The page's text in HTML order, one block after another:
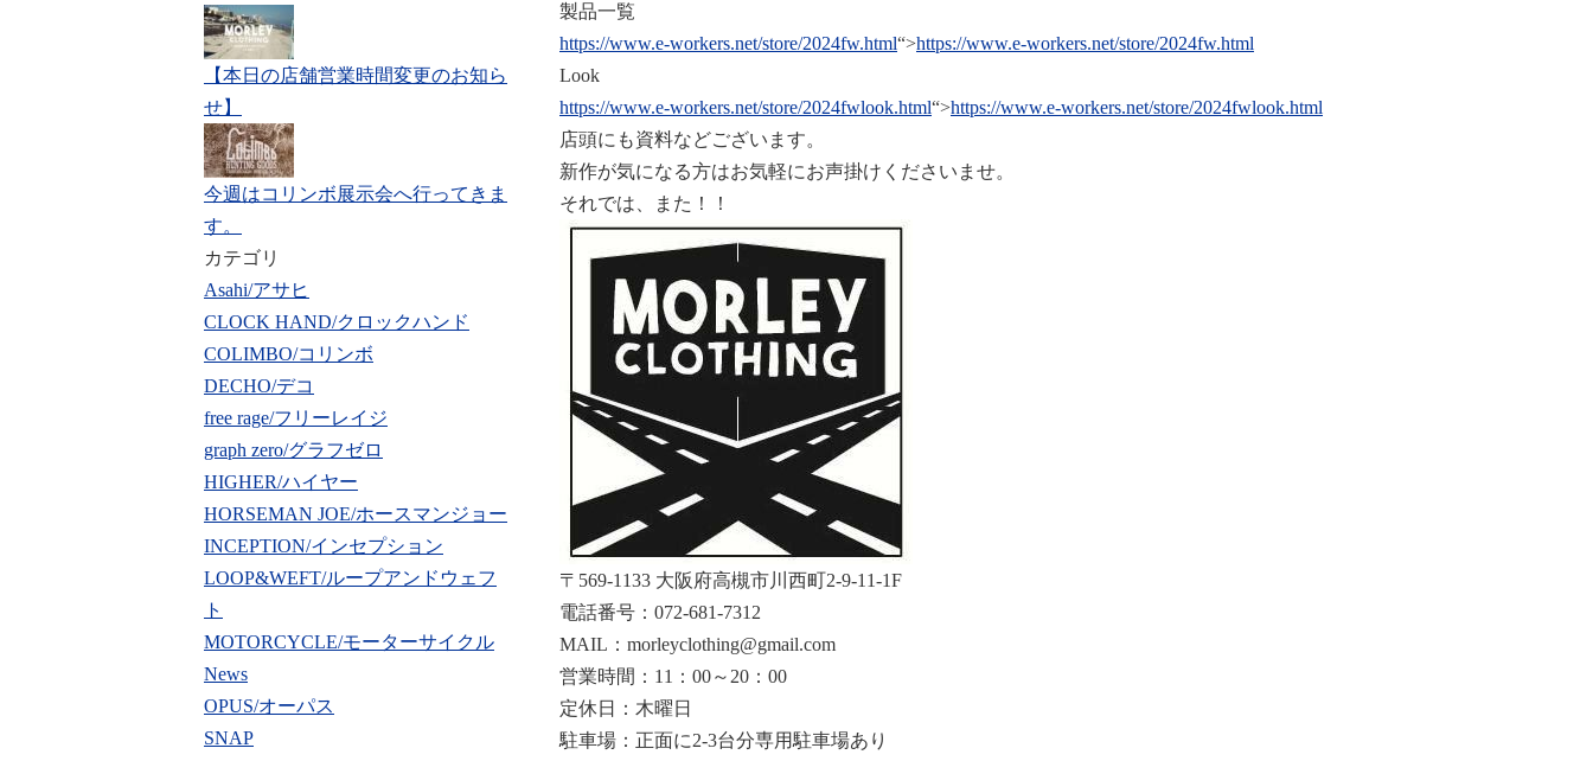
製品一覧
https://www.e-workers.net/store/2024fw.html“>https://www.e-workers.net/store/2024fw.html
Look
https://www.e-workers.net/store/2024fwlook.html“>https://www.e-workers.net/store/2024fwlook.html
店頭にも資料などございます。
新作が気になる方はお気軽にお声掛けくださいませ。
それでは、また！！
〒569-1133 大阪府高槻市川西町2-9-11-1F
電話番号：072-681-7312
MAIL：morleyclothing@gmail.com
営業時間：11：00～20：00
定休日：木曜日
駐車場：正面に2-3台分専用駐車場あり
【本日の店舗営業時間変更のお知ら
せ】
今週はコリンボ展示会へ行ってきま
す。
カテゴリ
Asahi/アサヒ
CLOCK HAND/クロックハンド
COLIMBO/コリンボ
DECHO/デコ
free rage/フリーレイジ
graph zero/グラフゼロ
HIGHER/ハイヤー
HORSEMAN JOE/ホースマンジョー
INCEPTION/インセプション
LOOP&WEFT/ループアンドウェフ
ト
MOTORCYCLE/モーターサイクル
News
OPUS/オーパス
SNAP